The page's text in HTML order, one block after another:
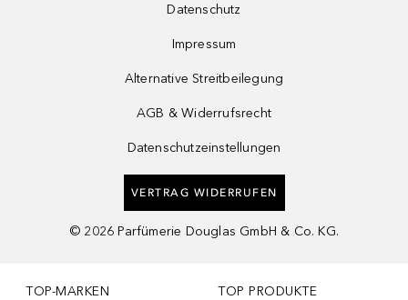
Datenschutz
Impressum
Alternative Streitbeilegung
AGB & Widerrufsrecht
Datenschutzeinstellungen
VERTRAG WIDERRUFEN
© 2026 Parfümerie Douglas GmbH & Co. KG.
TOP-MARKEN TOP PRODUKTE